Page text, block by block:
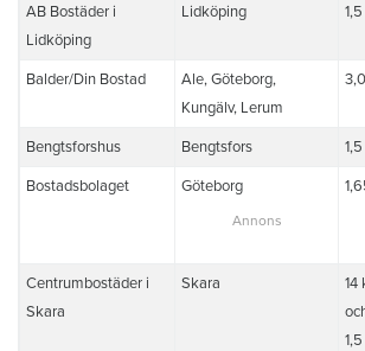
AB Bostäder i
Lidköping
Lidköping 1,5
Balder/Din Bostad
Ale, Göteborg,
Kungälv, Lerum
3,0
Bengtsforshus Bengtsfors 1,5
Bostadsbolaget Göteborg
Centrumbostäder i
Skara
Skara
14